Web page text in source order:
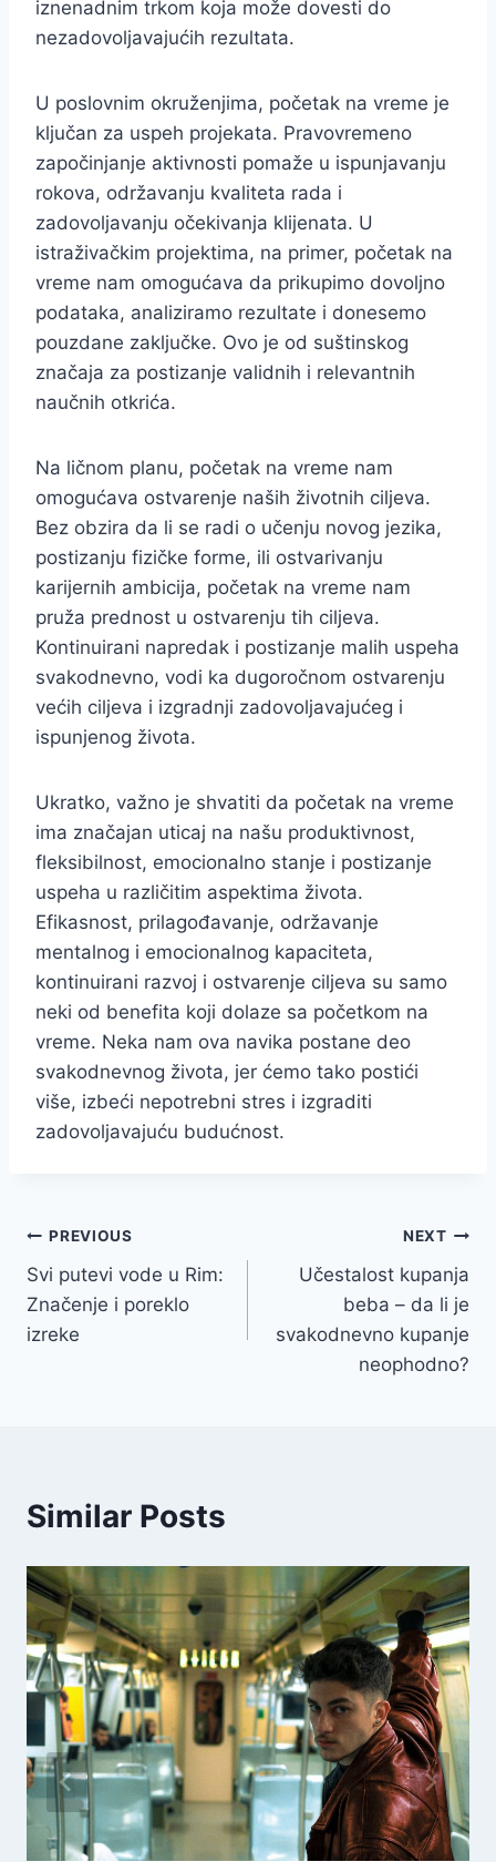
iznenadnim trkom koja može dovesti do
nezadovoljavajućih rezultata.
U poslovnim okruženjima, početak na vreme je
ključan za uspeh projekata. Pravovremeno
započinjanje aktivnosti pomaže u ispunjavanju
rokova, održavanju kvaliteta rada i
zadovoljavanju očekivanja klijenata. U
istraživačkim projektima, na primer, početak na
vreme nam omogućava da prikupimo dovoljno
podataka, analiziramo rezultate i donesemo
pouzdane zaključke. Ovo je od suštinskog
značaja za postizanje validnih i relevantnih
naučnih otkrića.
Na ličnom planu, početak na vreme nam
omogućava ostvarenje naših životnih ciljeva.
Bez obzira da li se radi o učenju novog jezika,
postizanju fizičke forme, ili ostvarivanju
karijernih ambicija, početak na vreme nam
pruža prednost u ostvarenju tih ciljeva.
Kontinuirani napredak i postizanje malih uspeha
svakodnevno, vodi ka dugoročnom ostvarenju
većih ciljeva i izgradnji zadovoljavajućeg i
ispunjenog života.
Ukratko, važno je shvatiti da početak na vreme
ima značajan uticaj na našu produktivnost,
fleksibilnost, emocionalno stanje i postizanje
uspeha u različitim aspektima života.
Efikasnost, prilagođavanje, održavanje
mentalnog i emocionalnog kapaciteta,
kontinuirani razvoj i ostvarenje ciljeva su samo
neki od benefita koji dolaze sa početkom na
vreme. Neka nam ova navika postane deo
svakodnevnog života, jer ćemo tako postići
više, izbeći nepotrebni stres i izgraditi
zadovoljavajuću budućnost.
Post
navigation
PREVIOUS
Svi putevi vode u Rim:
Značenje i poreklo
izreke
NEXT
Učestalost kupanja
beba – da li je
svakodnevno kupanje
neophodno?
Similar Posts